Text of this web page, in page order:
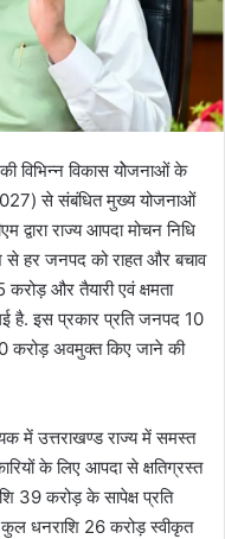
विभिन्न विकास योेजनाओं के
से संबंधित मुख्य योजनाओं
द्वारा राज्य आपदा मोचन निधि
से हर जनपद को राहत और बचाव
करोड़ और तैयारी एवं क्षमता
है. इस प्रकार प्रति जनपद 10
करोड़ अवमुक्त किए जाने की
में उत्तराखण्ड राज्य में समस्त
के लिए आपदा से क्षतिग्रस्त
39 करोड़ के सापेक्ष प्रति
धनराशि 26 करोड़ स्वीकृत